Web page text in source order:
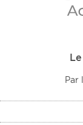
Par